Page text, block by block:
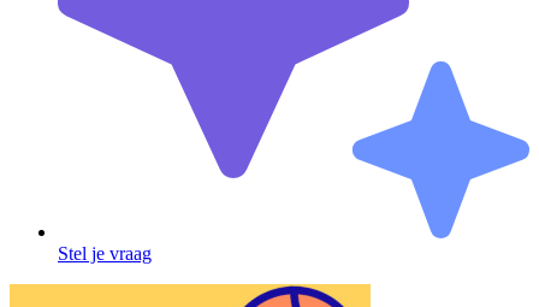
Stel je vraag